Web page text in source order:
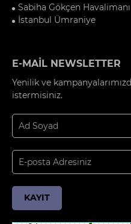
Sabiha Gökçen Havalimanı
İstanbul Ümraniye
E-MAİL NEWSLETTER
Yenilik ve
istermisiniz.
KAYIT